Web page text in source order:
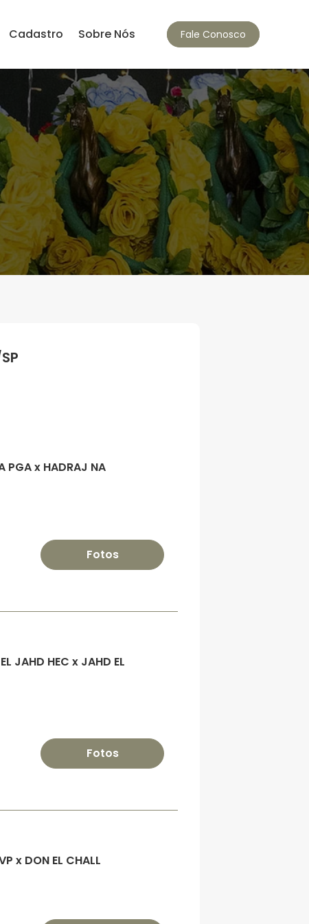
Cadastro Sobre Nós Fale Conosco
PGA x HADRAJ NA
Fotos
JAHD HEC x JAHD EL
Fotos
x DON EL CHALL